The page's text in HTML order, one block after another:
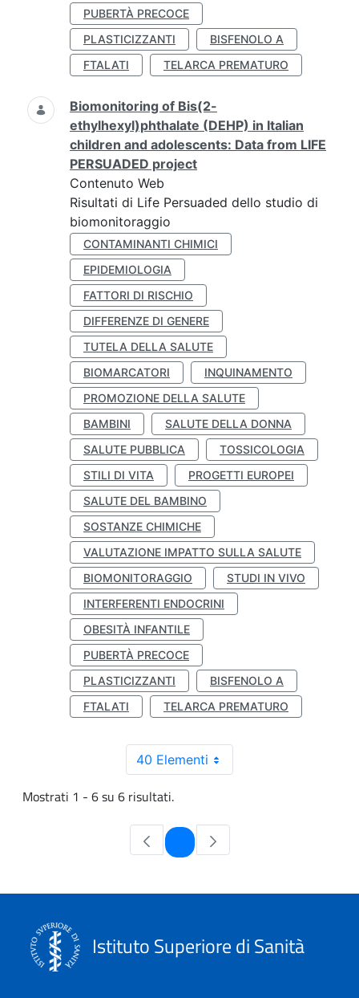
PUBERTÀ PRECOCE
PLASTICIZZANTI
BISFENOLO A
FTALATI
TELARCA PREMATURO
Biomonitoring of Bis(2-
ethylhexyl)phthalate (DEHP) in Italian
children and adolescents: Data from LIFE
PERSUADED project
Contenuto Web
Risultati di Life Persuaded dello studio di
biomonitoraggio
CONTAMINANTI CHIMICI
EPIDEMIOLOGIA
FATTORI DI RISCHIO
DIFFERENZE DI GENERE
TUTELA DELLA SALUTE
BIOMARCATORI
INQUINAMENTO
PROMOZIONE DELLA SALUTE
BAMBINI
SALUTE DELLA DONNA
SALUTE PUBBLICA
TOSSICOLOGIA
STILI DI VITA
PROGETTI EUROPEI
SALUTE DEL BAMBINO
SOSTANZE CHIMICHE
VALUTAZIONE IMPATTO SULLA SALUTE
BIOMONITORAGGIO
STUDI IN VIVO
INTERFERENTI ENDOCRINI
OBESITÀ INFANTILE
PUBERTÀ PRECOCE
PLASTICIZZANTI
BISFENOLO A
FTALATI
TELARCA PREMATURO
40 Elementi
Mostrati 1 - 6 su 6 risultati.
Pagina
Istituto Superiore di Sanità